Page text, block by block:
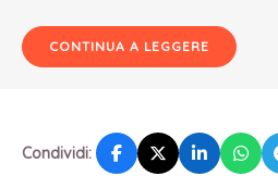
CONTINUA A LEGGERE
Condividi: